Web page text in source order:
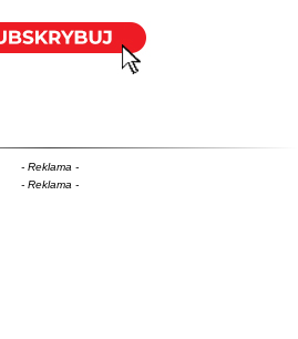
- Reklama -
- Reklama -